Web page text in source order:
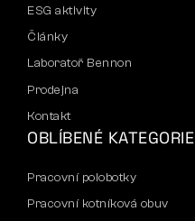
ESG aktivity
Články
Laboratoř Bennon
Prodejna
Kontakt
OBLÍBENÉ KATEGORIE
Pracovní polobotky
Pracovní kotníková obuv